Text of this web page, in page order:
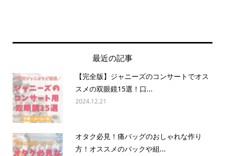
最近の記事
【完全版】ジャニーズのコンサートでオス
スメの双眼鏡15選！口...
2024.12.21
オタク必見！痛バッグのおしゃれな作り
方！オススメのバックや組...